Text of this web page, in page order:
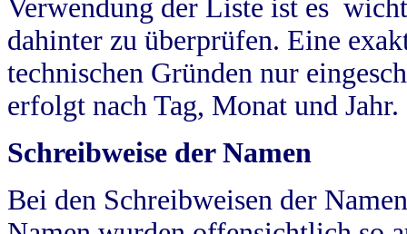
Verwendung der Liste ist es
dahinter zu überprüfen. Eine
technischen Gründen nur
erfolgt nach Tag, Monat und Jahr.
Schreibweise der Namen
Bei den Schreibweisen der